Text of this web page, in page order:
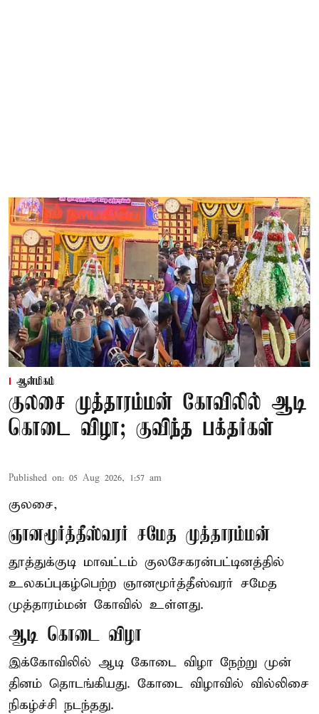
ஆன்மிகம்
குலசை முத்தாரம்மன் கோவிலில் ஆடி
கொடை விழா; குவிந்த பக்தர்கள்
Published on: 05 Aug 2026, 1:57 am
குலசை,
ஞானமூர்த்தீஸ்வரர் சமேத முத்தாரம்மன்
தூத்துக்குடி மாவட்டம் குலசேகரன்பட்டினத்தில்
உலகப்புகழ்பெற்ற ஞானமூர்த்தீஸ்வரர் சமேத
முத்தாரம்மன் கோவில் உள்ளது.
ஆடி கொடை விழா
இக்கோவிலில் ஆடி கோடை விழா நேற்று முன்
தினம் தொடங்கியது. கோடை விழாவில் வில்லிசை
நிகழ்ச்சி நடந்தது.